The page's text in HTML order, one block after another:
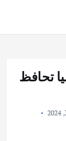
تحافظ